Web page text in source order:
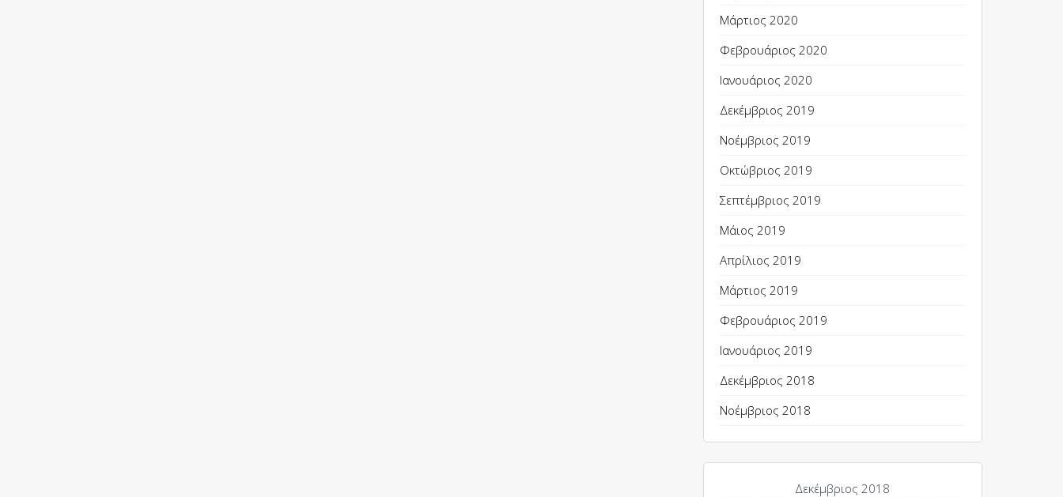
Μάρτιος 2020
Φεβρουάριος 2020
Ιανουάριος 2020
Δεκέμβριος 2019
Νοέμβριος 2019
Οκτώβριος 2019
Σεπτέμβριος 2019
Μάιος 2019
Απρίλιος 2019
Μάρτιος 2019
Φεβρουάριος 2019
Ιανουάριος 2019
Δεκέμβριος 2018
Νοέμβριος 2018
Δεκέμβριος 2018